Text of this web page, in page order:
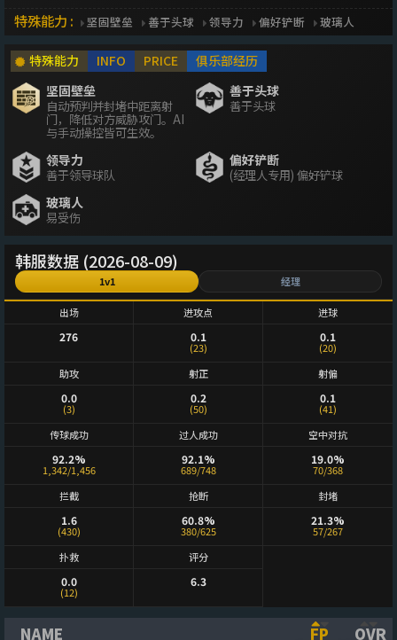
特殊能力 : 坚固壁垒 善于头球 领导力 偏好铲断 玻璃人
特殊能力 INFO PRICE
俱乐部经历
坚固壁垒
自动预判并封堵中距离射
门，降低对方威胁攻门。AI
与手动操控皆可生效。
善于头球
善于头球
领导力
善于领导球队
偏好铲断
(经理人专用) 偏好铲球
玻璃人
易受伤
韩服数据 (2026-08-09)
1v1 经理
出场
276
进攻点
0.1
(23)
进球
0.1
(20)
助攻
0.0
(3)
射正
0.2
(50)
射偏
0.1
(41)
传球成功
92.2%
1,342/1,456
过人成功
92.1%
689/748
空中对抗
19.0%
70/368
拦截
1.6
(430)
抢断
60.8%
380/625
封堵
21.3%
57/267
扑救
0.0
(12)
评分
6.3
NAME
FP
OVR